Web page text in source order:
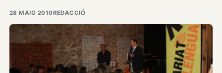
28 MAIG 2010REDACCIÓ